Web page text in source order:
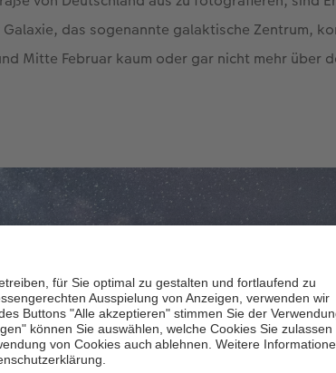
das sogenannte galaktische Zentrum,
Mitte Februar kaum oder gar nicht mehr über